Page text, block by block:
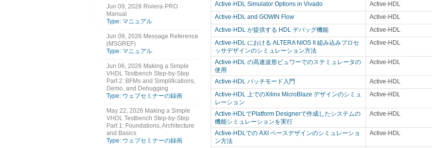
Jun 09, 2026 Riviera-PRO
Manual
Type: マニュアル
Jun 09, 2026 Message Reference
(MSGREF)
Type: マニュアル
Jun 06, 2026 Making a Simple
VHDL Testbench Step-by-Step
Part 2: BFMs and Simplifications,
Demo, and Debugging
Type: ウェブセミナーの録画
May 22, 2026 Making a Simple
VHDL Testbench Step-by-Step
Part 1: Foundations, Architecture
and Basics
Type: ウェブセミナーの録画
Active-HDL Simulator Options in Vivado
Active-HDL
Active-HDL and GOWIN Flow
Active-HDL
Active-HDL が提供する HDL デバッグ機能
Active-HDL
Active-HDL における ALTERA NIOS II 組み込みプロセ
ッサデザインのシミュレーション方法
Active-HDL
Active-HDL の高速波形ビュワーでのステミュレータの
使用
Active-HDL
Active-HDL バッチモード入門 Active-HDL
Active-HDL 上でのXilinx MicroBlaze デザインのシミュ
レーション
Active-HDL
Active-HDLでPlatform Designerで作成したシステムの
機能シミュレーションを実行
Active-HDL
Active-HDLでの AXI ベースデザインのシミュレーショ
ン方法
Active-HDL